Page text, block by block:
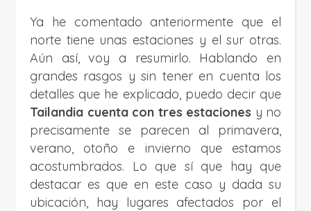
Ya he comentado anteriormente que el
norte tiene unas estaciones y el sur otras.
Aún así, voy a resumirlo. Hablando en
grandes rasgos y sin tener en cuenta los
detalles que he explicado, puedo decir que
Tailandia cuenta con tres estaciones y no
precisamente se parecen al primavera,
verano, otoño e invierno que estamos
acostumbrados. Lo que sí que hay que
destacar es que en este caso y dada su
ubicación, hay lugares afectados por el